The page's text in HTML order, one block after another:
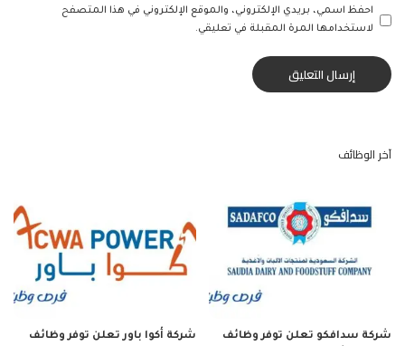
احفظ اسمي، بريدي الإلكتروني، والموقع الإلكتروني في هذا المتصفح
لاستخدامها المرة المقبلة في تعليقي.
آخر الوظائف
شركة سدافكو تعلن توفر وظائف
شركة أكوا باور تعلن توفر وظائف